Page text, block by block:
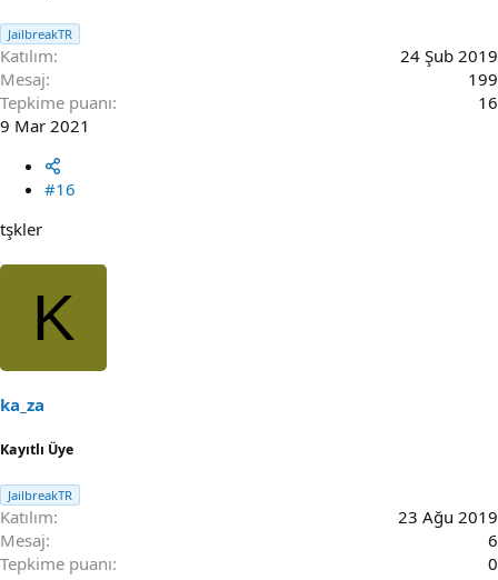
JailbreakTR
Katılım
24 Şub 2019
Mesaj
199
Tepkime puanı
16
9 Mar 2021
#16
tşkler
K
ka_za
Kayıtlı Üye
JailbreakTR
Katılım
23 Ağu 2019
Mesaj
6
Tepkime puanı
0